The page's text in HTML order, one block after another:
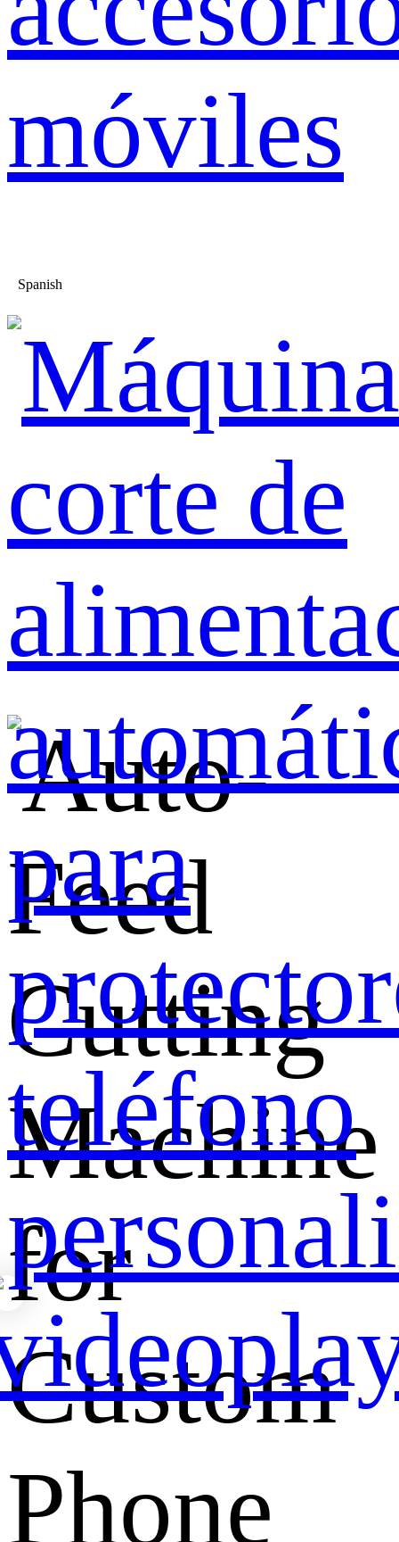
móviles
Spanish